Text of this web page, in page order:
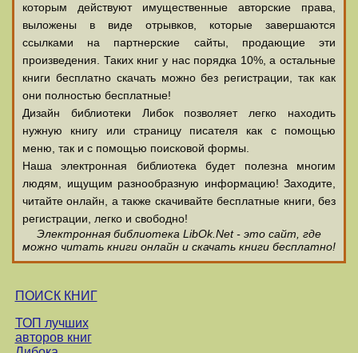
которым действуют имущественные авторские права,
выложены в виде отрывков, которые завершаются
ссылками на партнерские сайты, продающие эти
произведения. Таких книг у нас порядка 10%, а остальные
книги бесплатно скачать можно без регистрации, так как
они полностью бесплатные!
Дизайн библиотеки Либок позволяет легко находить
нужную книгу или страницу писателя как с помощью
меню, так и с помощью поисковой формы.
Наша электронная библиотека будет полезна многим
людям, ищущим разнообразную информацию! Заходите,
читайте онлайн, а также скачивайте бесплатные книги, без
регистрации, легко и свободно!
Электронная библиотека LibOk.Net - это сайт, где
можно читать книги онлайн и скачать книги бесплатно!
ПОИСК КНИГ
ТОП лучших
авторов книг